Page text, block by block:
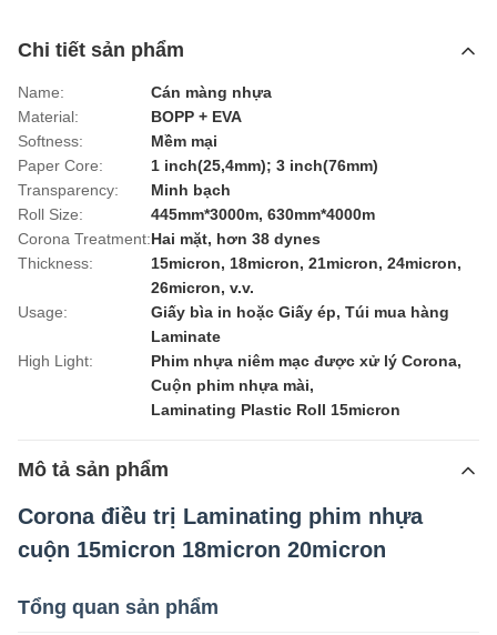
Chi tiết sản phẩm
Name:
Cán màng nhựa
Material:
BOPP + EVA
Softness:
Mềm mại
Paper Core:
1 inch(25,4mm); 3 inch(76mm)
Transparency:
Minh bạch
Roll Size:
445mm*3000m, 630mm*4000m
Corona Treatment:Hai mặt, hơn 38 dynes
Thickness:
15micron, 18micron, 21micron, 24micron,
26micron, v.v.
Usage:
Giấy bìa in hoặc Giấy ép, Túi mua hàng
Laminate
High Light:
Phim nhựa niêm mạc được xử lý Corona,
Cuộn phim nhựa mài,
Laminating Plastic Roll 15micron
Mô tả sản phẩm
Corona điều trị Laminating phim nhựa
cuộn 15micron 18micron 20micron
Tổng quan sản phẩm